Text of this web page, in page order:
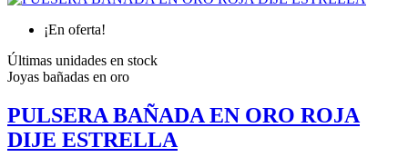
¡En oferta!
Últimas unidades en stock
Joyas bañadas en oro
PULSERA BAÑADA EN ORO ROJA
DIJE ESTRELLA